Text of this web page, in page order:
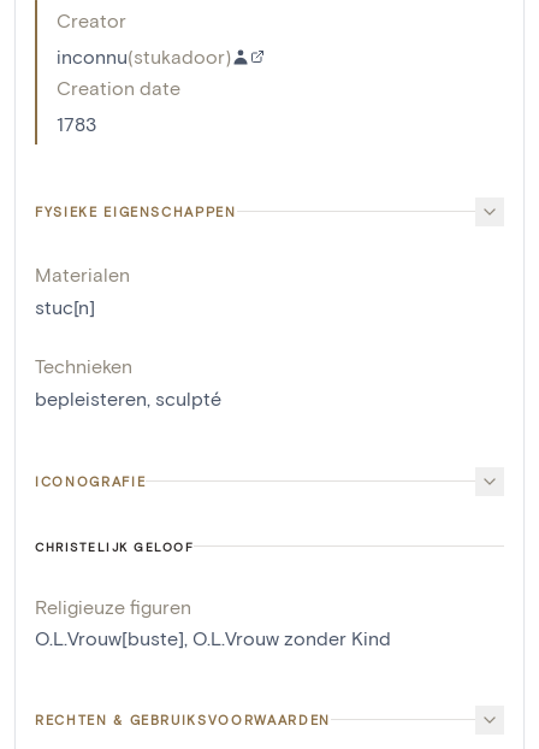
Creator
inconnu(stukadoor)
Creation date
1783
FYSIEKE EIGENSCHAPPEN
Materialen
stuc[n]
Technieken
bepleisteren, sculpté
ICONOGRAFIE
CHRISTELIJK GELOOF
Religieuze figuren
O.L.Vrouw[buste], O.L.Vrouw zonder Kind
RECHTEN & GEBRUIKSVOORWAARDEN